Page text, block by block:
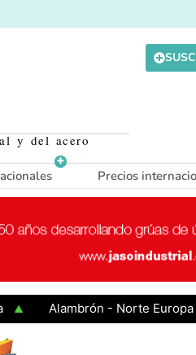
y del acero
Precios
Alambrón - Norte Europa